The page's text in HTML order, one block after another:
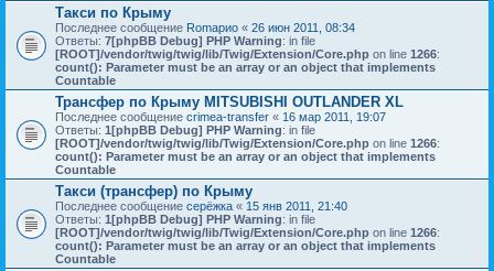
Такси по Крыму
Последнее сообщение Romaрио « 26 июн 2011, 08:34
Ответы: 7[phpBB Debug] PHP Warning: in file
[ROOT]/vendor/twig/twig/lib/Twig/Extension/Core.php on line 1266:
count(): Parameter must be an array or an object that implements
Countable
Трансфер по Крыму MITSUBISHI OUTLANDER XL
Последнее сообщение crimea-transfer « 16 мар 2011, 19:07
Ответы: 1 [phpBB Debug] PHP Warning: in file
[ROOT]/vendor/twig/twig/lib/Twig/Extension/Core.php on line 1266:
count(): Parameter must be an array or an object that implements
Countable
Такси (трансфер) по Крыму
Последнее сообщение серёжка « 15 янв 2011, 21:40
Ответы: 1 [phpBB Debug] PHP Warning: in file
[ROOT]/vendor/twig/twig/lib/Twig/Extension/Core.php on line 1266:
count(): Parameter must be an array or an object that implements
Countable